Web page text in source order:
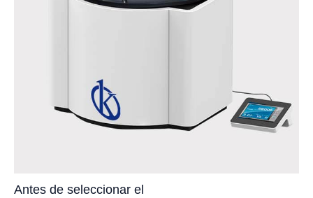
Antes de seleccionar el